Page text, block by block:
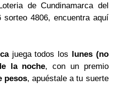
de Cundinamarca del
4806, encuentra aquí
juega todos los lunes (no
la noche, con un premio
pesos, apuéstale a tu suerte